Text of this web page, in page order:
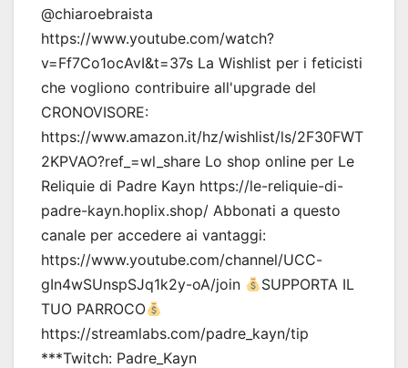
@chiaroebraista
https://www.youtube.com/watch?
v=Ff7Co1ocAvI&t=37s La Wishlist per i feticisti
che vogliono contribuire all'upgrade del
CRONOVISORE:
https://www.amazon.it/hz/wishlist/ls/2F30FWT
2KPVAO?ref_=wl_share Lo shop online per Le
Reliquie di Padre Kayn https://le-reliquie-di-
padre-kayn.hoplix.shop/ Abbonati a questo
canale per accedere ai vantaggi:
https://www.youtube.com/channel/UCC-
gIn4wSUnspSJq1k2y-oA/join
SUPPORTA IL
TUO PARROCO
https://streamlabs.com/padre_kayn/tip
***Twitch: Padre_Kayn